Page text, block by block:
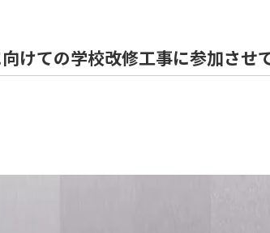
けての学校改修工事に参加させ